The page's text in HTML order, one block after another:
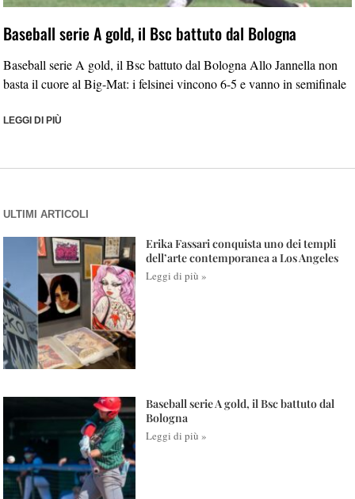
Baseball serie A gold, il Bsc battuto dal Bologna
Baseball serie A gold, il Bsc battuto dal Bologna Allo Jannella non
basta il cuore al Big-Mat: i felsinei vincono 6-5 e vanno in semifinale
LEGGI DI PIÙ
ULTIMI ARTICOLI
Erika Fassari conquista uno dei templi
dell’arte contemporanea a Los Angeles
Leggi di più »
Baseball serie A gold, il Bsc battuto dal
Bologna
Leggi di più »